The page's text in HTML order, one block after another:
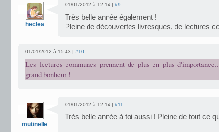
heclea
01/01/2012 à 12:14 | #9
Très belle année également !
Pleine de découvertes livresques, de lectures
01/01/2012 à 15:43 | #10
Les lectures communes prennent de plus en plus
grand bonheur !
mutinelle
01/01/2012 à 12:14 | #11
Très belle année à toi aussi ! Pleine de tout ce
!